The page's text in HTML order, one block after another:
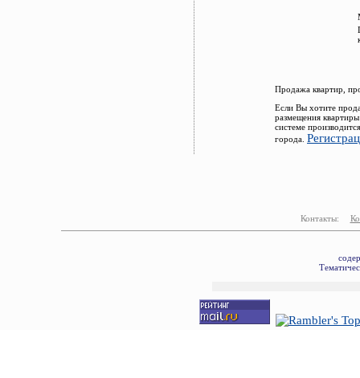
Продажа квартир,
Если Вы хотите
размещения
системе
города.
Контакты: